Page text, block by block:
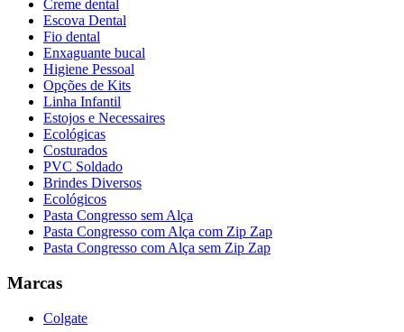
Creme dental
Escova Dental
Fio dental
Enxaguante bucal
Higiene Pessoal
Opções de Kits
Linha Infantil
Estojos e Necessaires
Ecológicas
Costurados
PVC Soldado
Brindes Diversos
Ecológicos
Pasta Congresso sem Alça
Pasta Congresso com Alça com Zip Zap
Pasta Congresso com Alça sem Zip Zap
Marcas
Colgate